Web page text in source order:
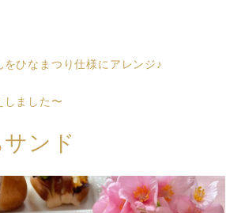
をひなまつり仕様にアレンジ♪
しました〜
ンド